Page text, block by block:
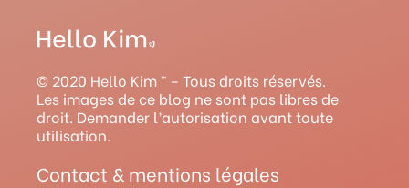
t
a
g
r
a
m
t
u
b
e
r
e
s
o
o
k
y
© 2020 Hello Kim ™ – Tous droits réservés.
Les images de ce blog ne sont pas libres de
droit. Demander l’autorisation avant toute
utilisation.
Contact & mentions légales